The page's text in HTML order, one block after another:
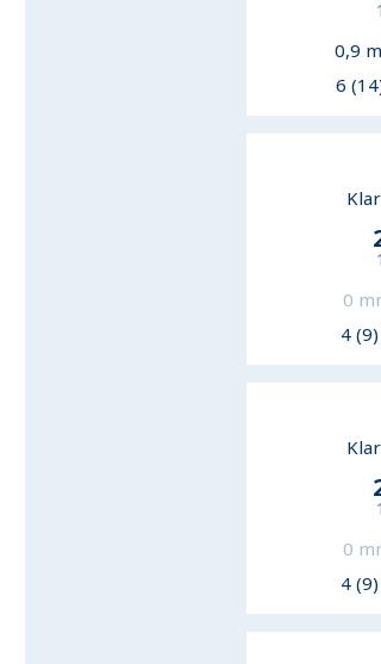
0,9
6
0
4
0
4